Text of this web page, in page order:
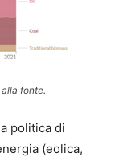
fonte.
politica di
(eolica,